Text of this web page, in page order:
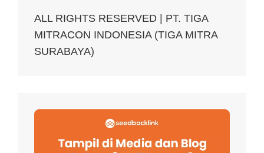
ALL RIGHTS RESERVED | PT. TIGA
MITRACON INDONESIA (TIGA MITRA
SURABAYA)